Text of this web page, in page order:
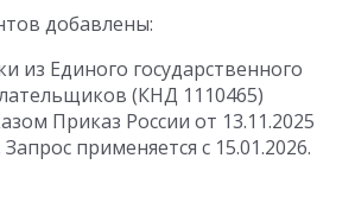
добавлены:
из Единого государственного
(КНД 1110465)
Приказ России от 13.11.2025
применяется с 15.01.2026.